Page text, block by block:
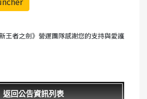
新王者之劍》營運團隊感謝您的支持與愛護
返回公告資訊列表